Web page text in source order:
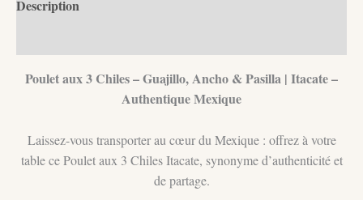
Description
Poulet aux 3 Chiles – Guajillo, Ancho & Pasilla | Itacate –
Authentique Mexique
Laissez-vous transporter au cœur du Mexique : offrez à votre
table ce Poulet aux 3 Chiles Itacate, synonyme d’authenticité et
de partage.